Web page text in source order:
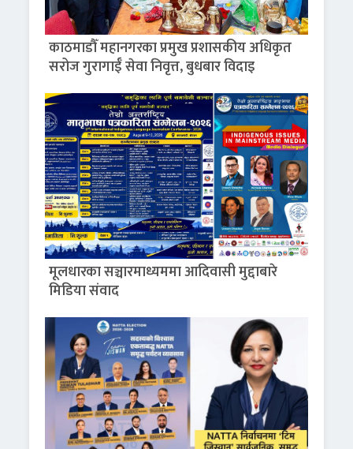
काठमाडौँ महानगरका प्रमुख प्रशासकीय अधिकृत
सरोज गुरागाईँ सेवा निवृत्त, बुधबार विदाइ
मूलधारका सञ्चारमाध्यममा आदिवासी मुद्दाबारे
मिडिया संवाद